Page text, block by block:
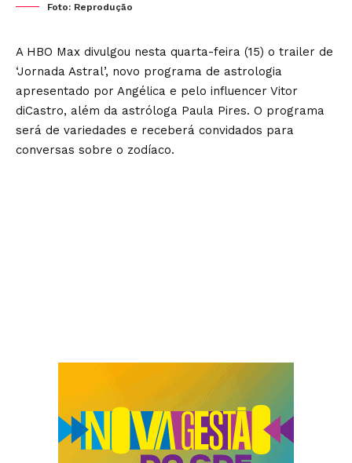
Foto: Reprodução
A HBO Max divulgou nesta quarta-feira (15) o trailer de
‘Jornada Astral’, novo programa de astrologia
apresentado por Angélica e pelo influencer Vitor
diCastro, além da astróloga Paula Pires. O programa
será de variedades e receberá convidados para
conversas sobre o zodíaco.